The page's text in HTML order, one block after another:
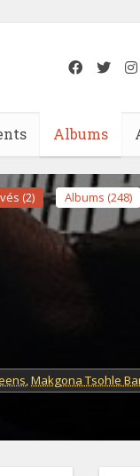
Albums
(2) Albums (248)
,Makgona Tsohle